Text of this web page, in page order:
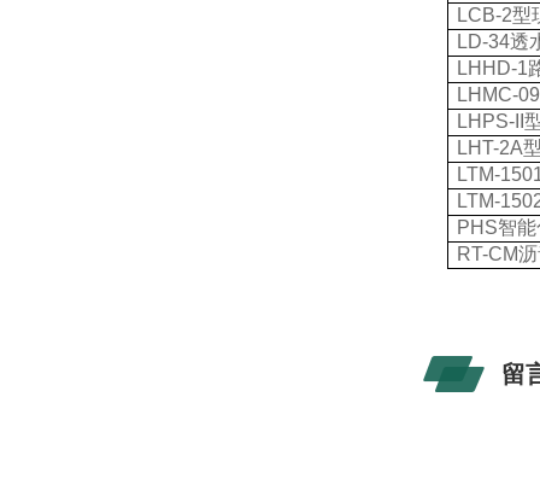
LCB-2型
LD-34透
LHHD-1
LHMC-
LHPS-II
LHT-2A
LTM-
LTM-
PHS智
RT-CM
留